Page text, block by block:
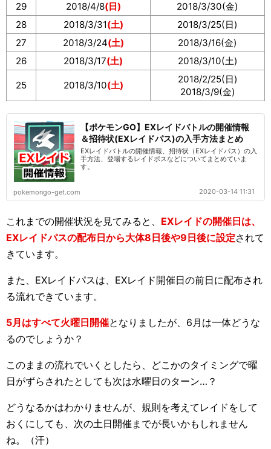
29
2018/4/8(日)
2018/3/30(金)
28
2018/3/31(土)
2018/3/25(日)
27
2018/3/24(土)
2018/3/16(金)
26
2018/3/17(土) 2018/3/10(土)
25 2018/3/10(土)
2018/2/25(日)
2018/3/9(金)
【ポケモンGO】EXレイドバトルの開催情報
＆招待状(EXレイドパス)の入手方法まとめ
EXレイドバトルの開催情報、招待状（EXレイドパス）の入
手方法、登場するレイドボスなどについてまとめていま
す。
pokemongo-get.com 2020-03-14 11:31
これまでの開催状況を見てみると、 EXレイドの開催日は、
EXレイドパスの配布日から大体8日後や9日後に設定されて
きています。
また、EXレイドパスは、EXレイド開催日の前日に配布され
る流れできています。
5月はすべて火曜日開催となりましたが、6月は一体どうな
るのでしょうか？
このままの流れでいくとしたら、どこかのタイミングで曜
日がずらされたとしても次は水曜日のターン…？
どうなるかはわかりませんが、規則を考えてレイドをして
おくにしても、次の土日開催までが長いかもしれません
ね。（汗）